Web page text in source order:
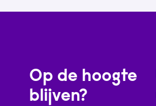
Op de hoogte
blijven?